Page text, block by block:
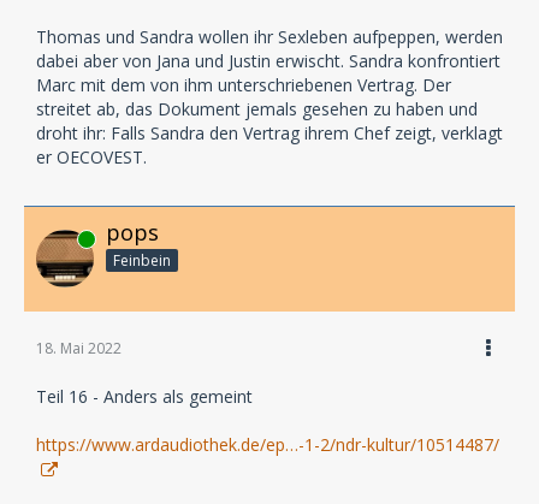
Thomas und Sandra wollen ihr Sexleben aufpeppen, werden
dabei aber von Jana und Justin erwischt. Sandra konfrontiert
Marc mit dem von ihm unterschriebenen Vertrag. Der
streitet ab, das Dokument jemals gesehen zu haben und
droht ihr: Falls Sandra den Vertrag ihrem Chef zeigt, verklagt
er OECOVEST.
Online pops
Feinbein
18. Mai 2022
Teil 16 - Anders als gemeint
https://www.ardaudiothek.de/ep…-1-2/ndr-kultur/10514487/